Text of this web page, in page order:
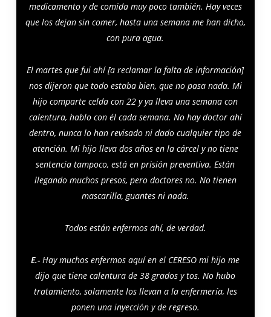
medicamento y de comida muy poco también. Hay veces
que los dejan sin comer, hasta una semana me han dicho,
con pura agua.
El martes que fui ahí [a reclamar la falta de información]
nos dijeron que todo estaba bien, que no pasa nada. Mi
hijo comparte celda con 22 y ya lleva una semana con
calentura, hablo con él cada semana. No hay doctor ahí
dentro, nunca lo han revisado ni dado cualquier tipo de
atención. Mi hijo lleva dos años en la cárcel y no tiene
sentencia tampoco, está en prisión preventiva. Están
llegando muchos presos, pero doctores no. No tienen
mascarilla, guantes ni nada.
Todos están enfermos ahí, de verdad.
E.- Hay muchos enfermos aquí en el CERESO mi hijo me
dijo que tiene calentura de 38 grados y tos. No hubo
tratamiento, solamente los llevan a la enfermería, les
ponen una inyección y de regreso.